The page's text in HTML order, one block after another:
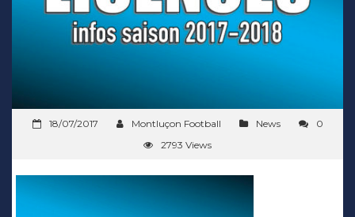
18/07/2017 Montluçon Football News
0
2793 Views